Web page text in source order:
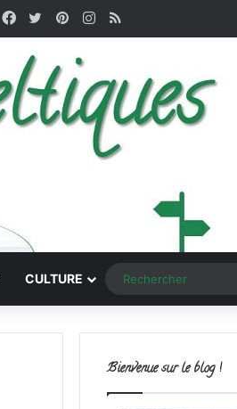
FacebookPinterestInstagram
RSS
CULTURE
Bienvenue sur le blog !